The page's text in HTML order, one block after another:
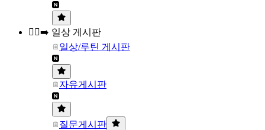
🏃‍♀️‍➡️ 일상 게시판
일상/루틴 게시판
자유게시판
질문게시판